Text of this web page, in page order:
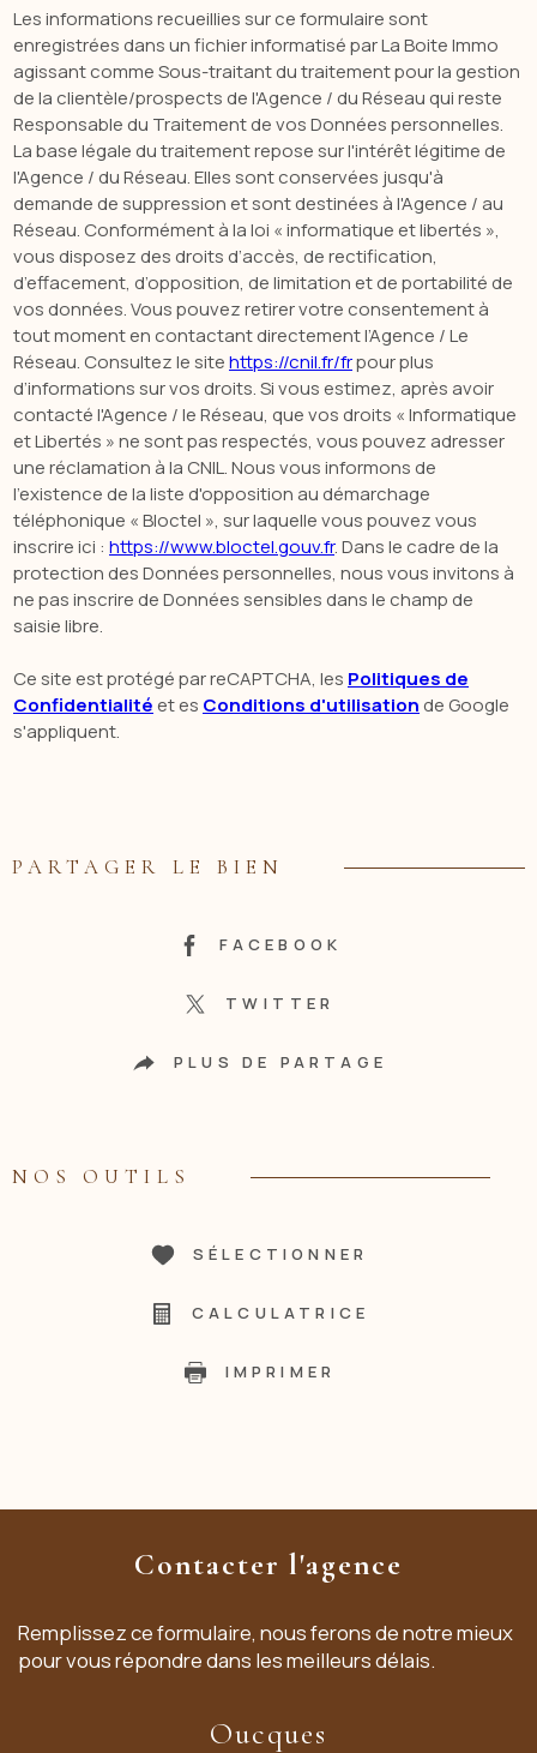
Les informations recueillies sur ce formulaire sont
enregistrées dans un fichier informatisé par La Boite Immo
agissant comme Sous-traitant du traitement pour la gestion
de la clientèle/prospects de l'Agence / du Réseau qui reste
Responsable du Traitement de vos Données personnelles.
La base légale du traitement repose sur l'intérêt légitime de
l'Agence / du Réseau. Elles sont conservées jusqu'à
demande de suppression et sont destinées à l'Agence / au
Réseau. Conformément à la loi « informatique et libertés »,
vous disposez des droits d’accès, de rectification,
d’effacement, d’opposition, de limitation et de portabilité de
vos données. Vous pouvez retirer votre consentement à
tout moment en contactant directement l’Agence / Le
Réseau. Consultez le sitehttps://cnil.fr/frpour plus
d’informations sur vos droits. Si vous estimez, après avoir
contacté l'Agence / le Réseau, que vos droits « Informatique
et Libertés » ne sont pas respectés, vous pouvez adresser
une réclamation à la CNIL. Nous vous informons de
l’existence de la liste d'opposition au démarchage
téléphonique « Bloctel », sur laquelle vous pouvez vous
inscrire ici : https://www.bloctel.gouv.fr. Dans le cadre de la
protection des Données personnelles, nous vous invitons à
ne pas inscrire de Données sensibles dans le champ de
saisie libre.
Ce site est protégé par reCAPTCHA, les Politiques de
Confidentialité et es Conditions d'utilisation de Google
s'appliquent.
PARTAGER LE BIEN
FACEBOOK
TWITTER
PLUS DE PARTAGE
NOS OUTILS
SÉLECTIONNER
CALCULATRICE
IMPRIMER
Contacter l'agence
Remplissez ce formulaire, nous ferons de notre mieux
pour vous répondre dans les meilleurs délais.
Oucques